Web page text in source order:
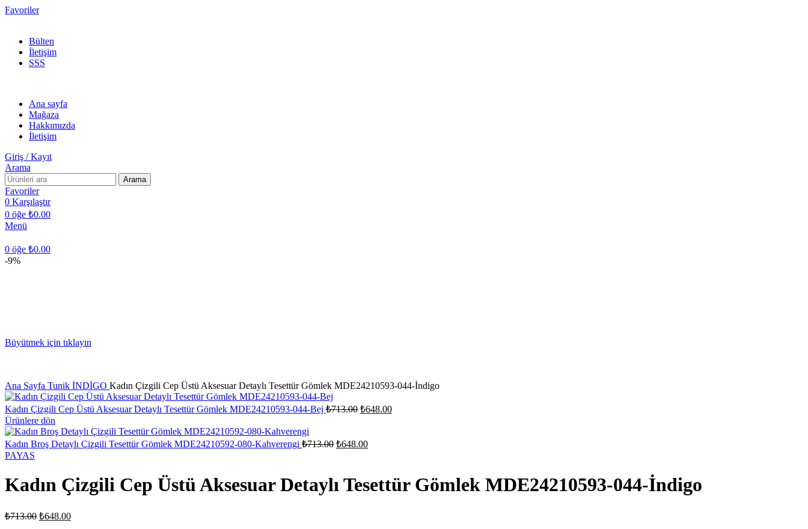
Favoriler
Bülten
İletişim
SSS
Ana sayfa
Mağaza
Hakkımızda
İletişim
Giriş / Kayıt
Arama
Arama
Favoriler
0 Karşılaştır
0 öğe ₺0.00
Menü
0 öğe ₺0.00
-9%
Büyütmek için tıklayın
Ana Sayfa Tunik İNDİGO Kadın Çizgili Cep Üstü Aksesuar Detaylı Tesettür Gömlek MDE24210593-044-İndigo
Kadın Çizgili Cep Üstü Aksesuar Detaylı Tesettür Gömlek MDE24210593-044-Bej ₺713.00 Orijinal
₺648.00Şu
Ürünlere dön
Kadın Broş Detaylı Çizgili Tesettür Gömlek MDE24210592-080-Kahverengi ₺713.00 Orijinal
₺648.00Şu
₺648.00.
PAYAS
Kadın Çizgili Cep Üstü Aksesuar Detaylı Tesettür Gömlek MDE24210593-044-İndigo
₺713.00 Orijinal
₺648.00Şu